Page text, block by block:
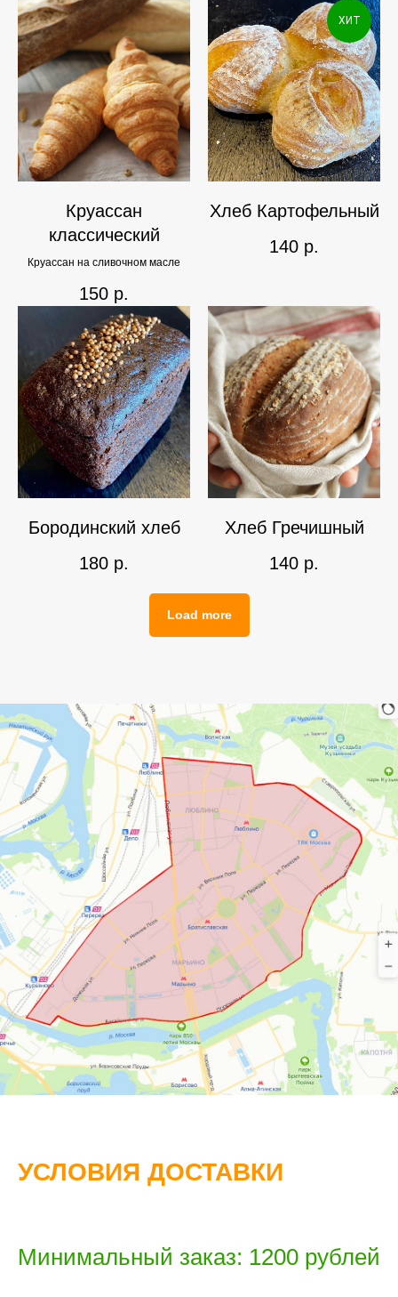
Круассан
классический
Круассан на сливочном масле
150 р.
ХИТ
Хлеб Картофельный
140 р.
Бородинский хлеб
180 р.
Хлеб Гречишный
140 р.
Load more
УСЛОВИЯ ДОСТАВКИ
Минимальный заказ: 1200 рублей